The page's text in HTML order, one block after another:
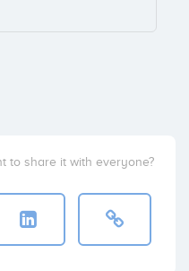
to share it with everyone?